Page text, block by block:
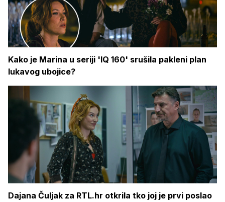
Kako je Marina u seriji 'IQ 160' srušila pakleni plan
lukavog ubojice?
Dajana Čuljak za RTL.hr otkrila tko joj je prvi poslao